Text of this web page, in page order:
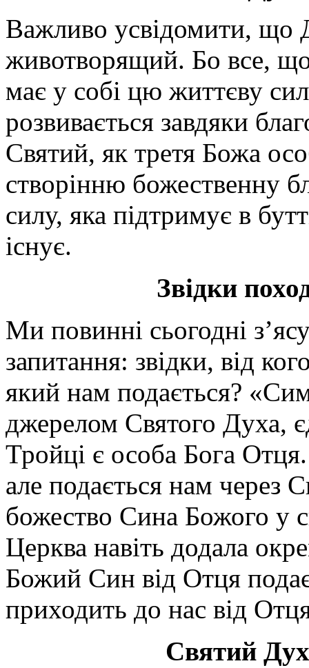
Важливо усвідомити, що
животворящий. Бо все,
має у собі цю життєву
розвивається завдяки
Святий, як третя Божа
створінню божественну
силу, яка підтримує в
існує.
Звідки
Ми повинні сьогодні
запитання: звідки, від
який нам подається?
джерелом Святого Духа,
Тройці є особа Бога
але подається нам через
божество Сина Божого у
Церква навіть додала
Божий Син від Отця
приходить до нас від
Святий